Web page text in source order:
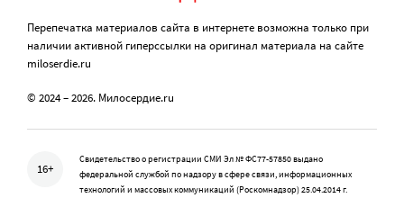
Перепечатка материалов сайта в интернете возможна только при
наличии активной гиперссылки на оригинал материала на сайте
miloserdie.ru
© 2024 – 2026. Милосердие.ru
16+
Свидетельство о регистрации СМИ Эл № ФС77-57850 выдано
федеральной службой по надзору в сфере связи, информационных
технологий и массовых коммуникаций (Роскомнадзор) 25.04.2014 г.